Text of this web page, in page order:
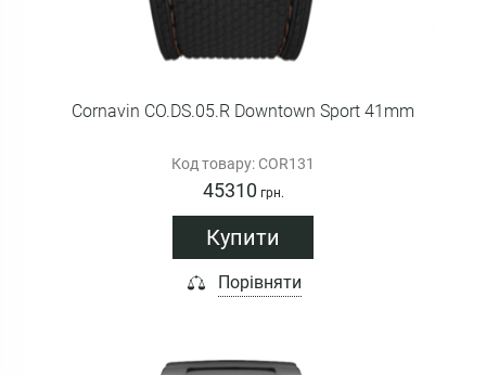
Cornavin CO.DS.05.R Downtown Sport 41mm
Код товару: COR131
45310 грн.
Купити
Порівняти